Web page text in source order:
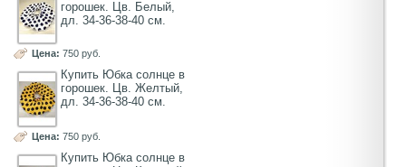
горошек. Цв. Белый,
дл. 34-36-38-40 см.
Цена: 750 руб.
Купить Юбка солнце в
горошек. Цв. Желтый,
дл. 34-36-38-40 см.
Цена: 750 руб.
Купить Юбка солнце в